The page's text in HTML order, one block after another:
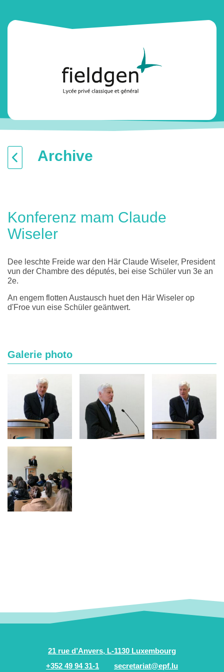
Archive
Konferenz mam Claude
Wiseler
Dee leschte Freide war den Här Claude Wiseler, President
vun der Chambre des députés, bei eise Schüler vun 3e an
2e.
An engem flotten Austausch huet den Här Wiseler op
d'Froe vun eise Schüler geäntwert.
Galerie photo
21 rue d’Anvers, L-1130 Luxembourg
+352 49 94 31-1
secretariat@epf.lu